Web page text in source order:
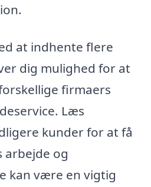
at indhente flere
dig mulighed for at
firmaers
Læs
kunder for at få
arbejde og
kan være en vigtig